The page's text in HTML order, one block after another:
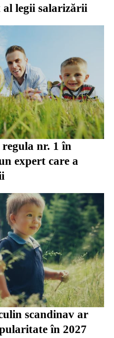
al legii salarizării
regula nr. 1 în
expert care a
scandinav ar
în 2027